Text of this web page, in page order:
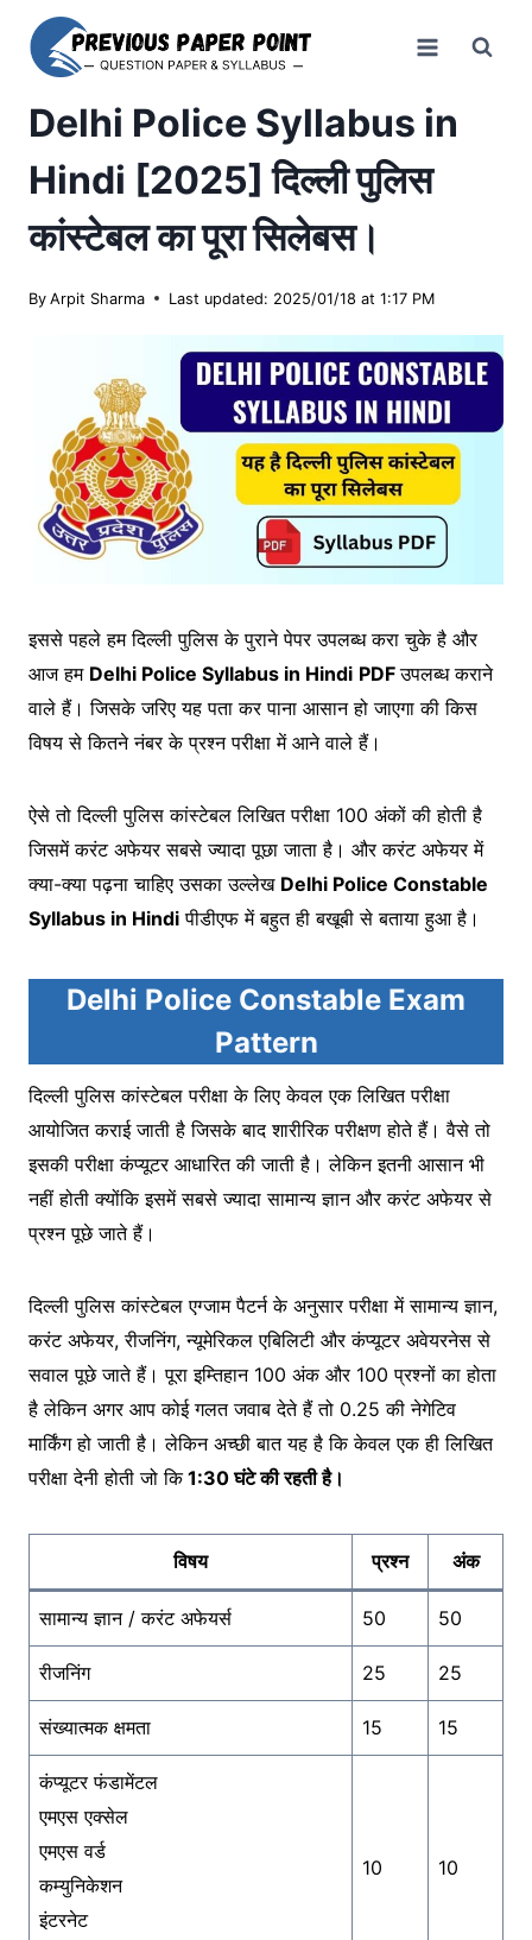
content
Delhi Police Syllabus in
Hindi [2025] दिल्ली पुलिस
कांस्टेबल का पूरा सिलेबस।
By Arpit Sharma Last updated: 2025/01/18 at 1:17 PM
इससे पहले हम दिल्ली पुलिस के पुराने पेपर उपलब्ध करा चुके है और
आज हम Delhi Police Syllabus in Hindi PDFउपलब्ध कराने
वाले हैं। जिसके जरिए यह पता कर पाना आसान हो जाएगा की किस
विषय से कितने नंबर के प्रश्न परीक्षा में आने वाले हैं।
ऐसे तो दिल्ली पुलिस कांस्टेबल लिखित परीक्षा 100 अंकों की होती है
जिसमें करंट अफेयर सबसे ज्यादा पूछा जाता है। और करंट अफेयर में
क्या-क्या पढ़ना चाहिए उसका उल्लेख Delhi Police Constable
Syllabus in Hindi पीडीएफ में बहुत ही बखूबी से बताया हुआ है।
Delhi Police Constable Exam
Pattern
दिल्ली पुलिस कांस्टेबल परीक्षा के लिए केवल एक लिखित परीक्षा
आयोजित कराई जाती है जिसके बाद शारीरिक परीक्षण होते हैं। वैसे तो
इसकी परीक्षा कंप्यूटर आधारित की जाती है। लेकिन इतनी आसान भी
नहीं होती क्योंकि इसमें सबसे ज्यादा सामान्य ज्ञान और करंट अफेयर से
प्रश्न पूछे जाते हैं।
दिल्ली पुलिस कांस्टेबल एग्जाम पैटर्न के अनुसार परीक्षा में सामान्य ज्ञान,
करंट अफेयर, रीजनिंग, न्यूमेरिकल एबिलिटी और कंप्यूटर अवेयरनेस से
सवाल पूछे जाते हैं। पूरा इम्तिहान 100 अंक और 100 प्रश्नों का होता
है लेकिन अगर आप कोई गलत जवाब देते हैं तो 0.25 की नेगेटिव
मार्किंग हो जाती है। लेकिन अच्छी बात यह है कि केवल एक ही लिखित
परीक्षा देनी होती जो कि1:30 घंटे की रहती है।
विषय प्रश्न अंक
सामान्य ज्ञान / करंट अफेयर्स 50 50
रीजनिंग 25 25
संख्यात्मक क्षमता 15 15
कंप्यूटर फंडामेंटल
एमएस एक्सेल
एमएस वर्ड
कम्युनिकेशन
इंटरनेट
10 10